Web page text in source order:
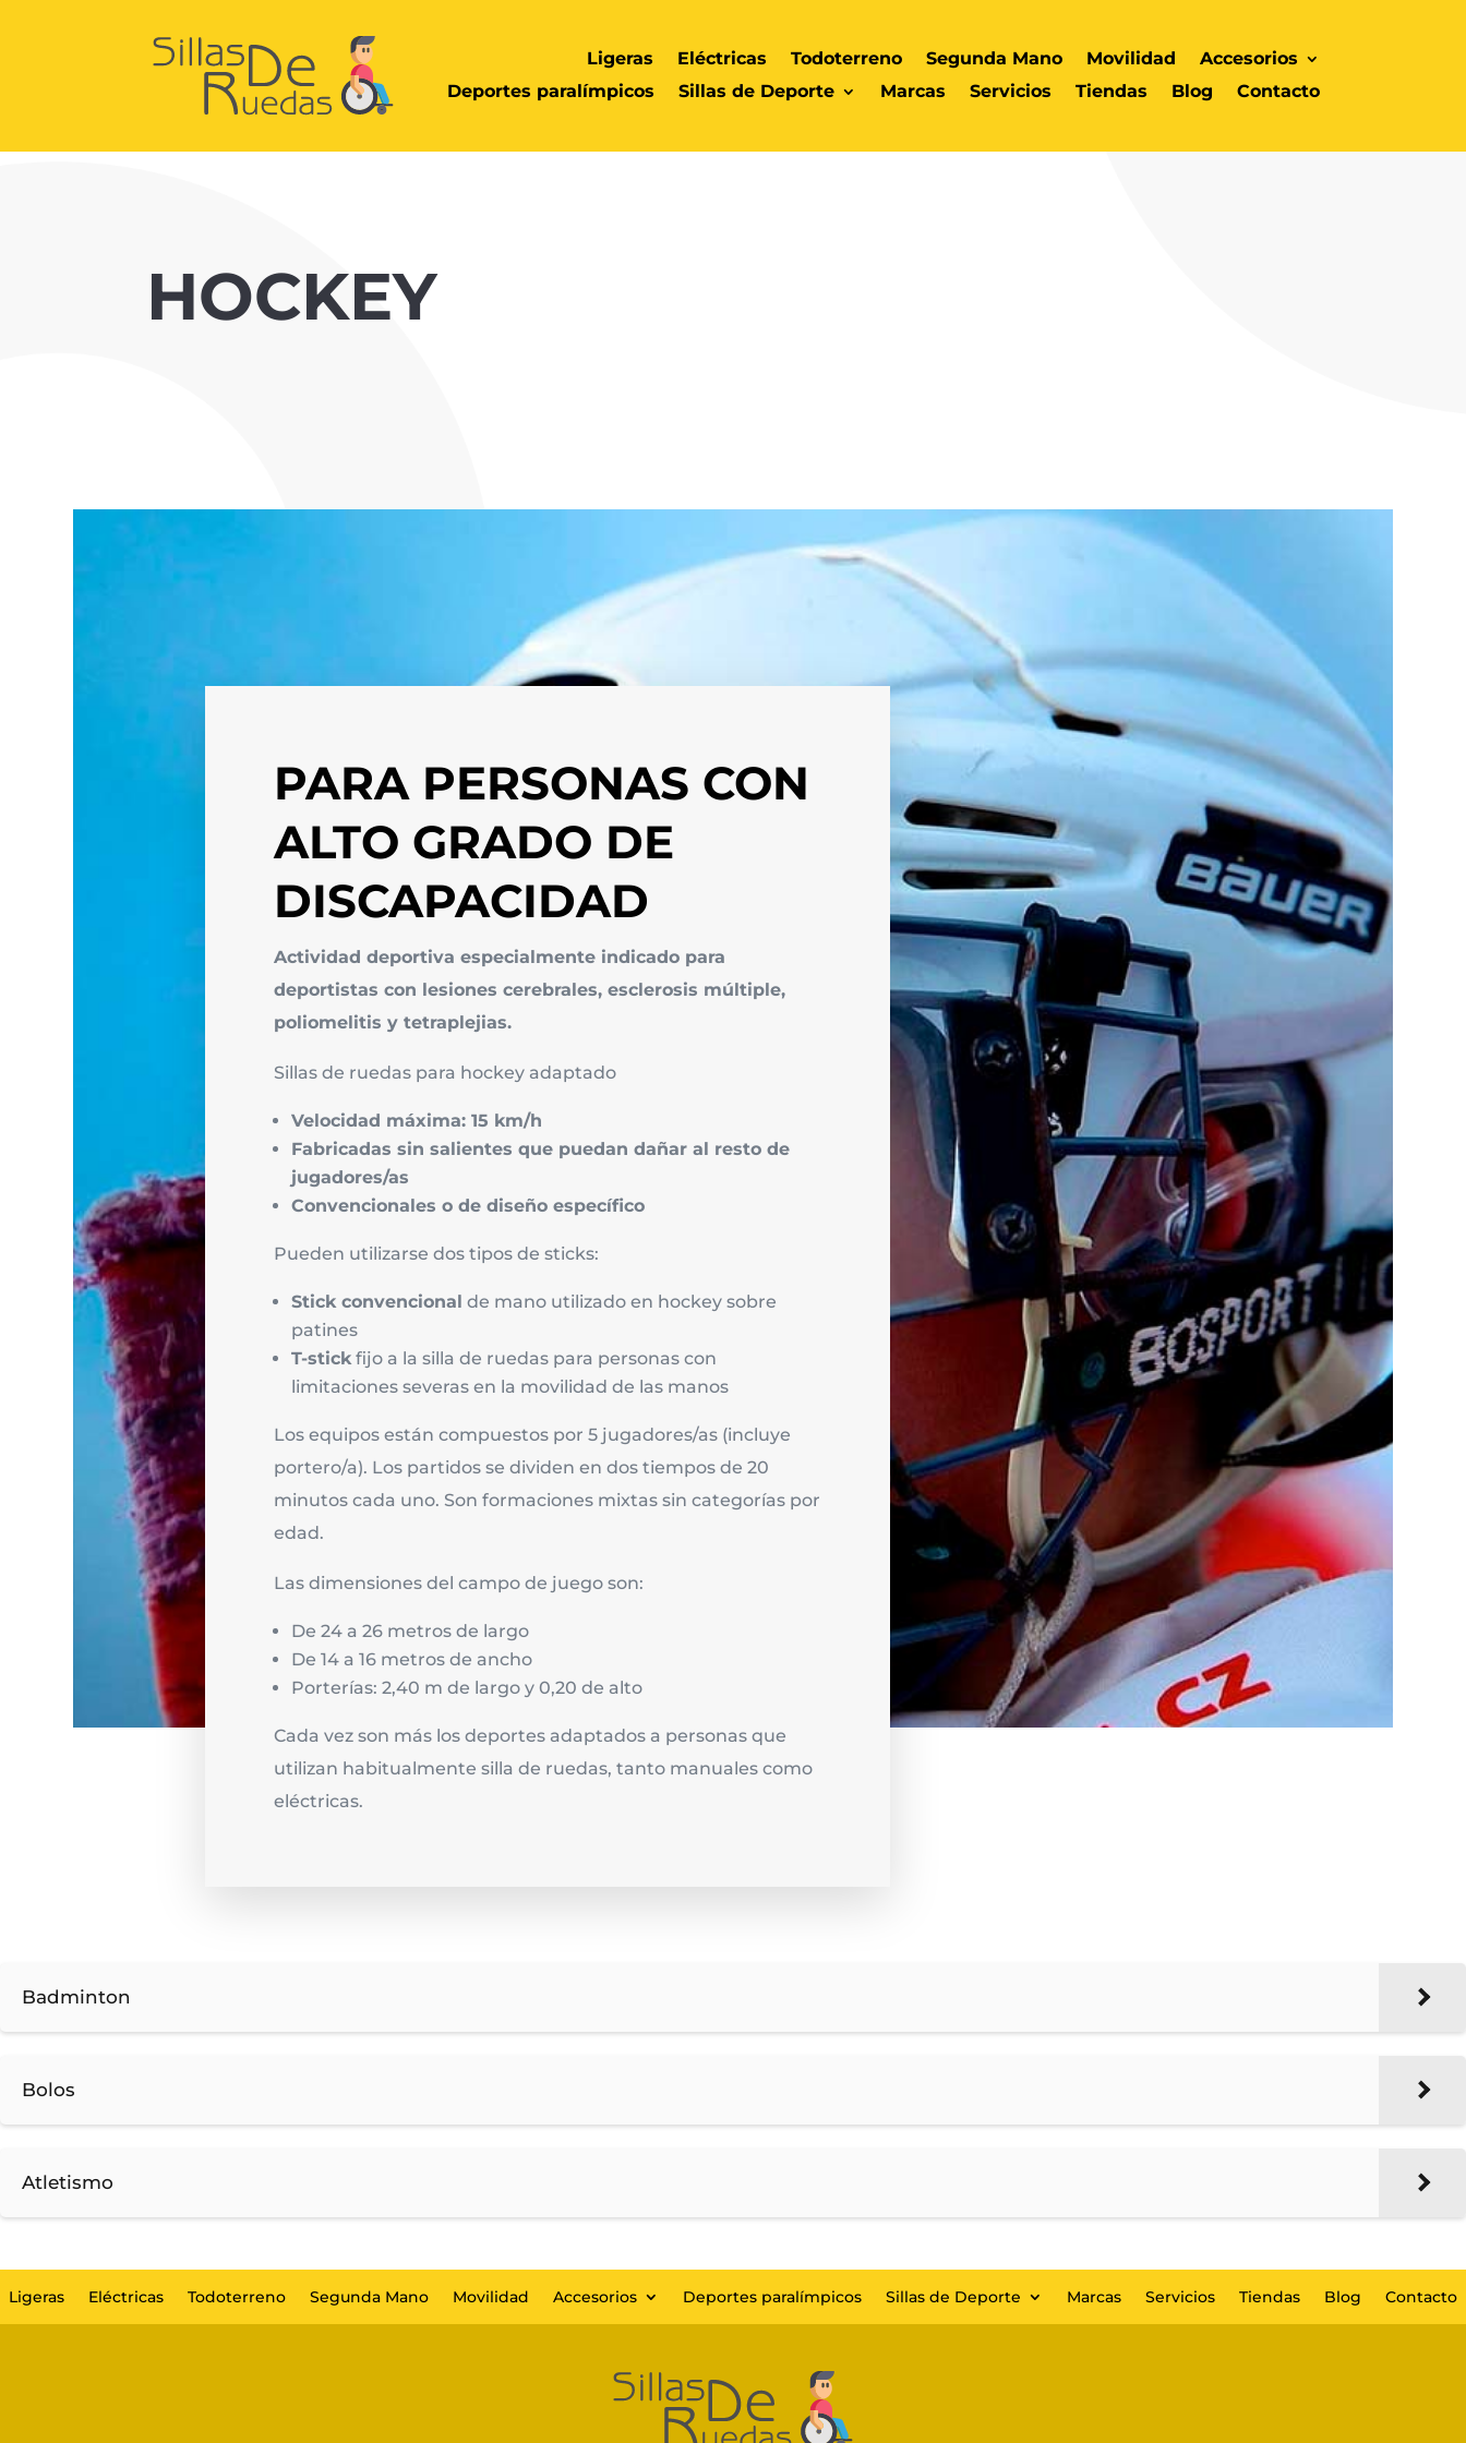
Ligeras Eléctricas Todoterreno Segunda Mano Movilidad
Accesorios
Deportes paralímpicos
Sillas de Deporte Marcas Servicios Tiendas Blog Contacto
HOCKEY
PARA PERSONAS CON
ALTO GRADO DE
DISCAPACIDAD
Actividad deportiva especialmente indicado para
deportistas con lesiones cerebrales, esclerosis múltiple,
poliomelitis y tetraplejias.
Sillas de ruedas para hockey adaptado
Velocidad máxima: 15 km/h
Fabricadas sin salientes que puedan dañar al resto de
jugadores/as
Convencionales o de diseño específico
Pueden utilizarse dos tipos de sticks:
Stick convencional de mano utilizado en hockey sobre
patines
T-stickfijo a la silla de ruedas para personas con
limitaciones severas en la movilidad de las manos
Los equipos están compuestos por 5 jugadores/as (incluye
portero/a). Los partidos se dividen en dos tiempos de 20
minutos cada uno. Son formaciones mixtas sin categorías por
edad.
Las dimensiones del campo de juego son:
De 24 a 26 metros de largo
De 14 a 16 metros de ancho
Porterías: 2,40 m de largo y 0,20 de alto
Cada vez son más los deportes adaptados a personas que
utilizan habitualmente silla de ruedas, tanto manuales como
eléctricas.
Badminton
Bolos
Atletismo
Ligeras Eléctricas Todoterreno Segunda Mano Movilidad Accesorios Deportes paralímpicos Sillas de Deporte Marcas Servicios Tiendas Blog Contacto